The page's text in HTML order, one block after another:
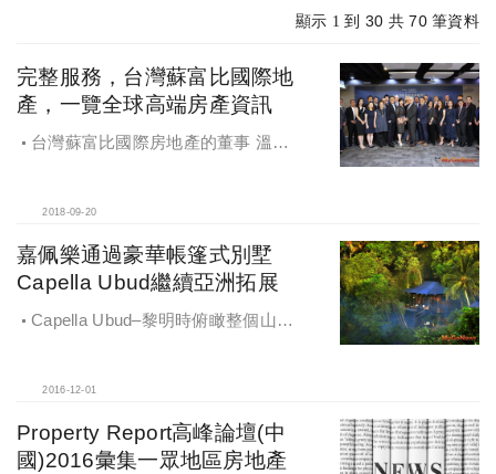
顯示 1 到 30 共70筆資料
完整服務，台灣蘇富比國際地
產，一覽全球高端房產資訊
台灣蘇富比國際房地產的董事 溫淑
2018-09-20
嘉佩樂通過豪華帳篷式別墅
Capella Ubud繼續亞洲拓展
Capella Ubud–黎明時俯瞰整個山谷
2016-12-01
Property Report高峰論壇(中
國)2016彙集一眾地區房地產